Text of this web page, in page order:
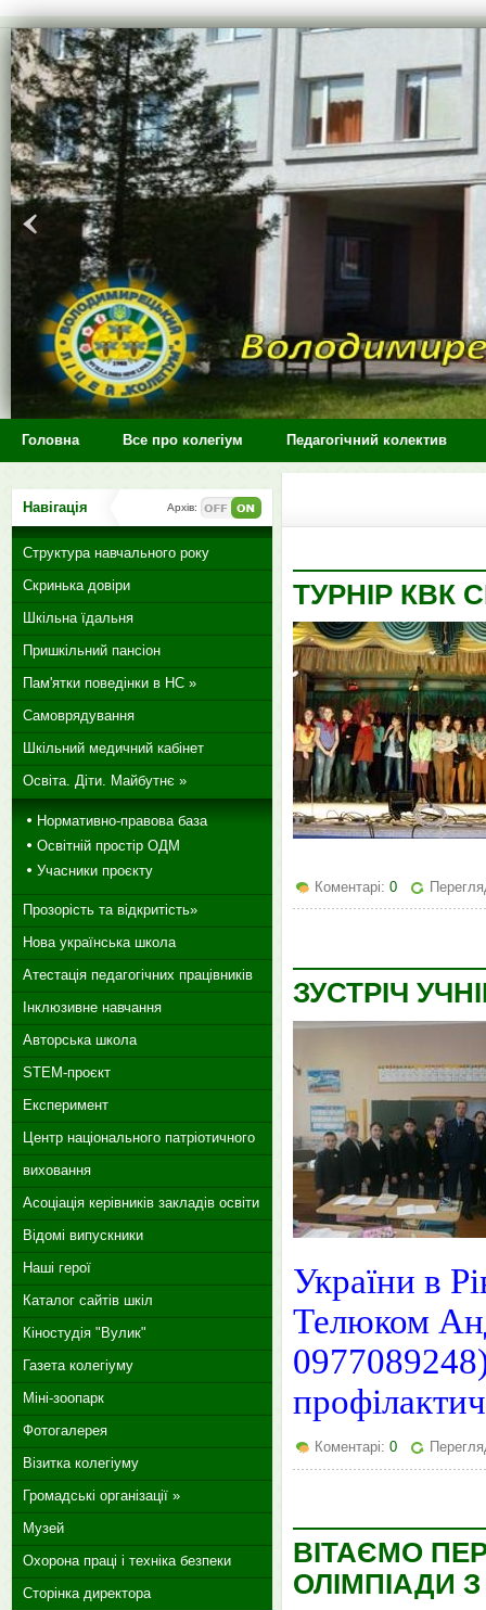
>
Головна Все про колегіум Педагогічний колектив
ТУРНІР КВК
Коментарі: 0
ЗУСТРІЧ
України в
Телюком
Коментарі: 0
ВІТАЄМО
ОЛІМПІАДИ
Навігація Архів:
Структура навчального року
Скринька довіри
Шкільна їдальня
Пришкільний пансіон
Пам'ятки поведінки в НС »
Самоврядування
Шкільний медичний кабінет
Освіта. Діти. Майбутнє »
Нормативно-правова база
Освітній простір ОДМ
Учасники проєкту
Прозорість та відкритість»
Нова українська школа
Атестація педагогічних працівників
Інклюзивне навчання
Авторська школа
STEM-проєкт
Експеримент
Центр національного патріотичного
виховання
Асоціація керівників закладів освіти
Відомі випускники
Наші герої
Каталог сайтів шкіл
Кіностудія "Вулик"
Газета колегіуму
Міні-зоопарк
Фотогалерея
Візитка колегіуму
Громадські організації »
Музей
Охорона праці і техніка безпеки
Сторінка директора